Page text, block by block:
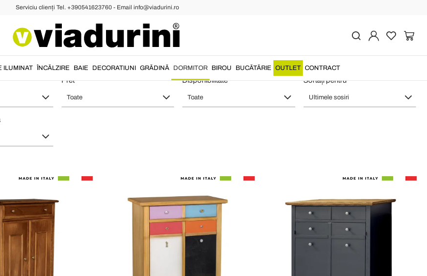
Serviciu clienți Tel. +390541623760 - Email info@viadurini.ro
ILUMINAT ÎNCĂLZIRE BAIE DECORATIUNI GRĂDINĂ DORMITOR BIROU BUCĂTĂRIE OUTLET CONTRACT
de Artizanat de Lux Made in Italy
Pret
Toate
Disponibilitate
Toate
Sortați pentru
Ultimele sosiri